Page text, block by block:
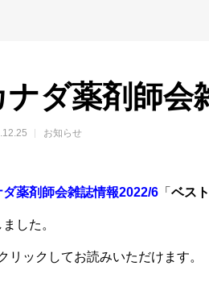
ナダ薬剤師会
お知らせ
ダ薬剤師会雑誌情報2022/6 「 ベス
した。
リックしてお読みいただけます。